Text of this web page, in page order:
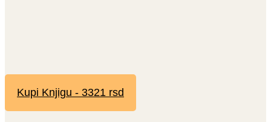
Kupi Knjigu - 3321 rsd